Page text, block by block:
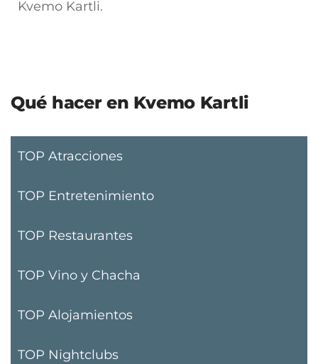
Kvemo Kartli.
Qué hacer en Kvemo Kartli
TOP Atracciones
TOP Entretenimiento
TOP Restaurantes
TOP Vino y Chacha
TOP Alojamientos
TOP Nightclubs